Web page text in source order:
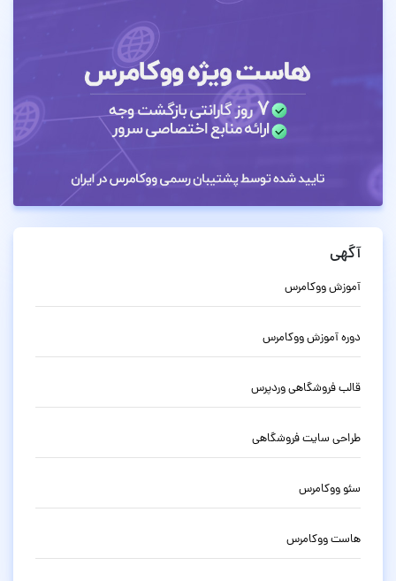
آگهی
آموزش ووکامرس
دوره آموزش ووکامرس
قالب فروشگاهی وردپرس
طراحی سایت فروشگاهی
سئو ووکامرس
هاست ووکامرس